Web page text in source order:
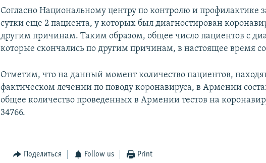
Согласно Национальному центру по контролю и профилактике
сутки еще 2 пациента, у которых был диагностирован
другим причинам. Таким образом, общее число пациентов с
которые скончались по другим причинам, в настоящее время
Отметим, что на данный момент количество пациентов,
фактическом лечении по поводу коронавируса, в Армении
общее количество проведенных в Армении тестов на
34766.
Поделиться Follow us Print